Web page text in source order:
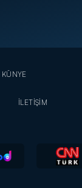
KÜNYE
İLETİŞİM